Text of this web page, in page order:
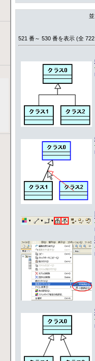
521 番～ 530 番を表示 (全